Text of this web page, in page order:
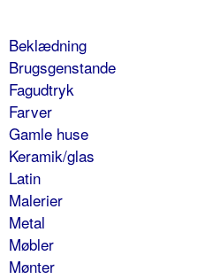
Beklædning
Brugsgenstande
Fagudtryk
Farver
Gamle huse
Keramik/glas
Latin
Malerier
Metal
Møbler
Mønter